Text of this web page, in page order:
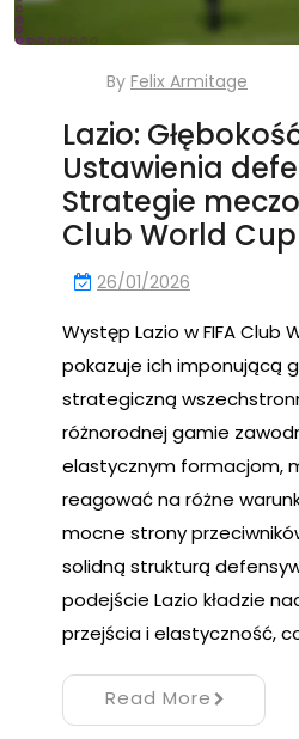
By Felix Armitage
Lazio:
Ustawienia
Strategie
Club World
26/01/2026
Występ Lazio w FIFA Club
pokazuje ich imponującą
strategiczną
różnorodnej gamie
elastycznym formacjom,
reagować na różne
mocne strony
solidną strukturą
podejście Lazio kładzie
przejścia i elastyczność,
Read More